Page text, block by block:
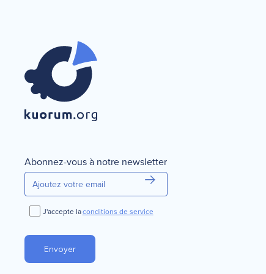
Abonnez-vous à notre newsletter
J'accepte laconditions de service